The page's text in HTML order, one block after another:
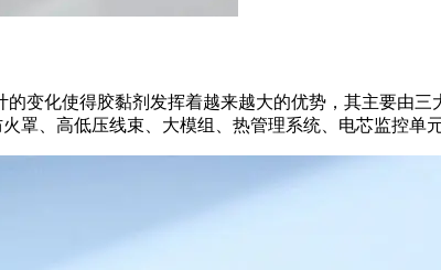
变化使得胶黏剂发挥着越来越大的优势，其主要由
罩、高低压线束、大模组、热管理系统、电芯监控单